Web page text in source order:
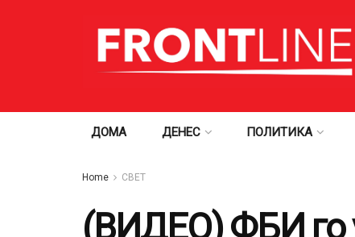
ДОМА ДЕНЕС ПОЛИТИКА
Home СВЕТ
(ВИДЕО) ФБИ го